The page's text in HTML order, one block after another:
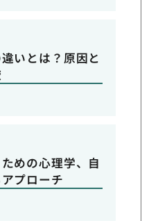
いとは？原因と
めの心理学、自
プローチ